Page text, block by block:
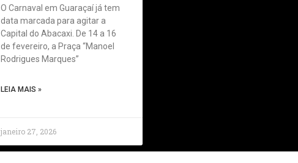
O Carnaval em Guaraçaí já tem
data marcada para agitar a
Capital do Abacaxi. De 14 a 16
de fevereiro, a Praça “Manoel
Rodrigues Marques”
LEIA MAIS »
janeiro 27, 2026